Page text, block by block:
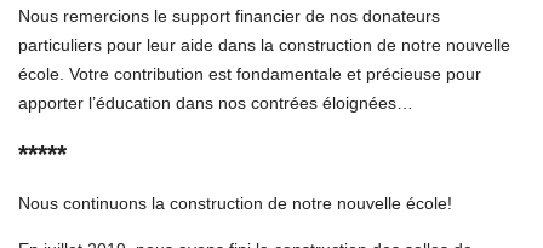
Nous remercions le support financier de nos donateurs
particuliers pour leur aide dans la construction de notre nouvelle
école. Votre contribution est fondamentale et précieuse pour
apporter l’éducation dans nos contrées éloignées…
*****
Nous continuons la construction de notre nouvelle école!